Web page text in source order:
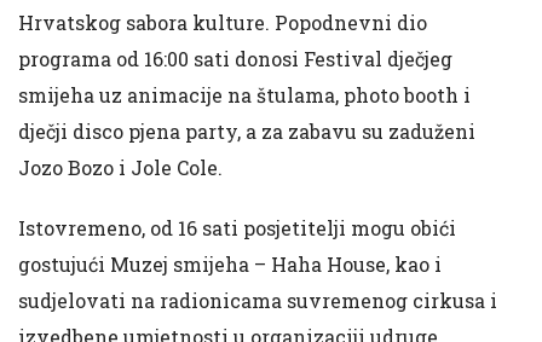
Hrvatskog sabora kulture. Popodnevni dio
programa od 16:00 sati donosi Festival dječjeg
smijeha uz animacije na štulama, photo booth i
dječji disco pjena party, a za zabavu su zaduženi
Jozo Bozo i Jole Cole.
Istovremeno, od 16 sati posjetitelji mogu obići
gostujući Muzej smijeha – Haha House, kao i
sudjelovati na radionicama suvremenog cirkusa i
izvedbene umjetnosti u organizaciji udruge